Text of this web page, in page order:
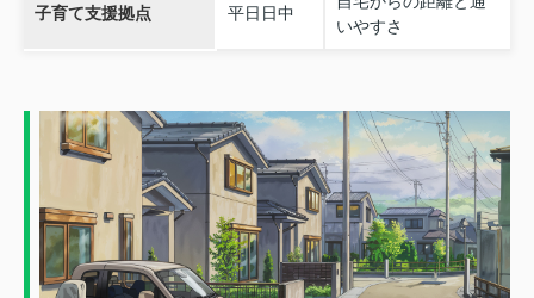
子育て支援拠点 平日日中
いやすさ